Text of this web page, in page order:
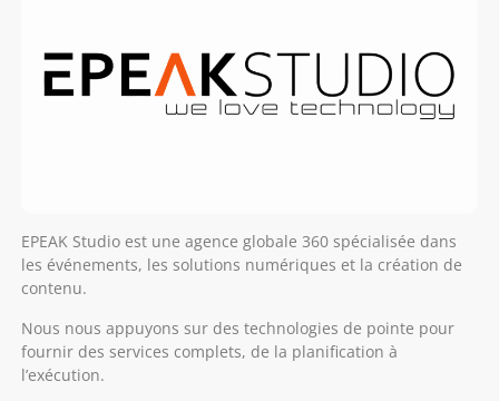
EPEAK Studio est une agence globale 360 spécialisée dans
les événements, les solutions numériques et la création de
contenu.
Nous nous appuyons sur des technologies de pointe pour
fournir des services complets, de la planification à
l’exécution.